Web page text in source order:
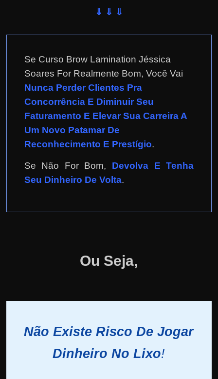
⇓ ⇓ ⇓
Se Curso Brow Lamination Jéssica
Soares For Realmente Bom, Você Vai
Nunca Perder Clientes Pra
Concorrência E Diminuir Seu
Faturamento E Elevar Sua Carreira A
Um Novo Patamar De
Reconhecimento E Prestígio.
Se Não For Bom, Devolva E Tenha
Seu Dinheiro De Volta.
Ou Seja,
Não Existe Risco De Jogar
Dinheiro No Lixo!